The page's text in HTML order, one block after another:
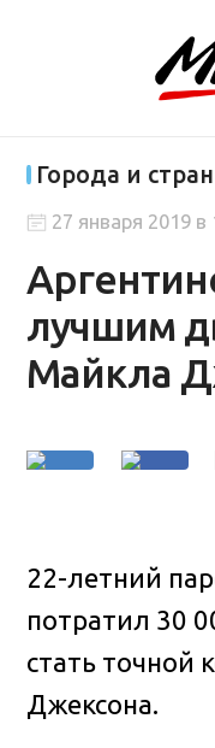
Города и
лучшим
Майкла
27 января 2019 в
22-летний
потратил 30
стать точной
Джексона.